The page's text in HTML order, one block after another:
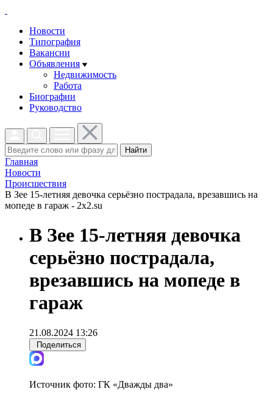
Новости
Типография
Вакансии
Объявления
Недвижимость
Работа
Биографии
Руководство
Найти
Главная
Новости
Проиcшествия
В Зее 15-летняя девочка серьёзно пострадала, врезавшись на
мопеде в гараж - 2x2.su
В Зее 15-летняя девочка
серьёзно пострадала,
врезавшись на мопеде в
гараж
21.08.2024 13:26
Поделиться
Источник фото: ГК «Дважды два»